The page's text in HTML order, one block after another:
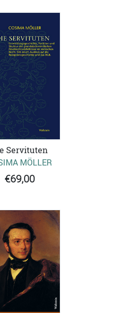
Servituten
MÖLLER
€69,00